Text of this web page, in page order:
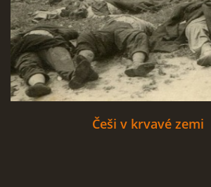
Češi v krvavé zemi